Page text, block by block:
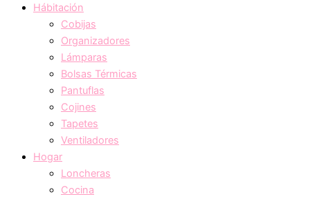
Hábitación
Cobijas
Organizadores
Lámparas
Bolsas Térmicas
Pantuflas
Cojines
Tapetes
Ventiladores
Hogar
Loncheras
Cocina